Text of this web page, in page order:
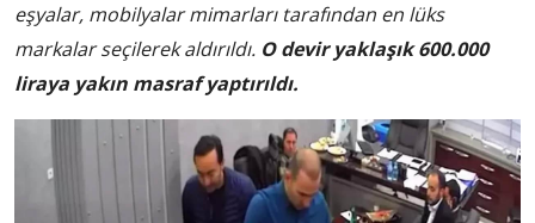
eşyalar, mobilyalar mimarları tarafından en lüks
markalar seçilerek aldırıldı. O devir yaklaşık 600.000
liraya yakın masraf yaptırıldı.